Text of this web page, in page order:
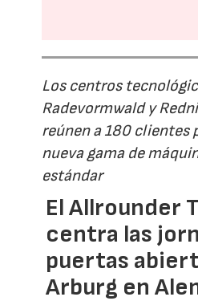
Los centros
Radevormwald y
reúnen a 180 clientes
nueva gama de
estándar
El Allrounder
centra las
puertas
Arburg en